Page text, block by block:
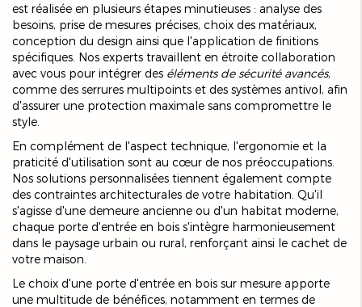
est réalisée en plusieurs étapes minutieuses : analyse des
besoins, prise de mesures précises, choix des matériaux,
conception du design ainsi que l'application de finitions
spécifiques. Nos experts travaillent en étroite collaboration
avec vous pour intégrer des éléments de sécurité avancés,
comme des serrures multipoints et des systèmes antivol, afin
d'assurer une protection maximale sans compromettre le
style.
En complément de l'aspect technique, l'ergonomie et la
praticité d'utilisation sont au cœur de nos préoccupations.
Nos solutions personnalisées tiennent également compte
des contraintes architecturales de votre habitation. Qu'il
s'agisse d'une demeure ancienne ou d'un habitat moderne,
chaque porte d'entrée en bois s'intègre harmonieusement
dans le paysage urbain ou rural, renforçant ainsi le cachet de
votre maison.
Le choix d'une porte d'entrée en bois sur mesure apporte
une multitude de bénéfices, notamment en termes de